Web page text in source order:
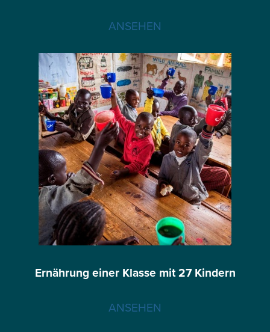
ANSEHEN
Ernährung einer Klasse mit 27 Kindern
ANSEHEN